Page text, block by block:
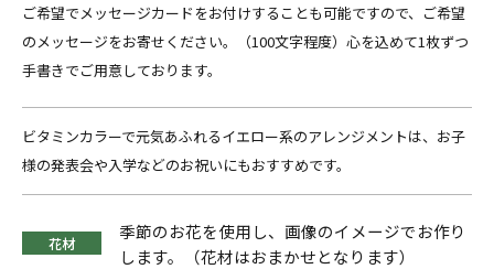
ご希望でメッセージカードをお付けすることも可能ですので、ご希望
のメッセージをお寄せください。（100文字程度）心を込めて1枚ずつ
手書きでご用意しております。
ビタミンカラーで元気あふれるイエロー系のアレンジメントは、お子
様の発表会や入学などのお祝いにもおすすめです。
花材
季節のお花を使用し、画像のイメージでお作り
します。（花材はおまかせとなります）